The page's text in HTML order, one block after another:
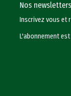
Nos newsletters
Inscrivez vous et
L'abonnement